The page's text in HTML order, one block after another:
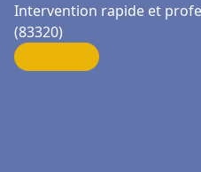
Intervention rapide et
(83320)